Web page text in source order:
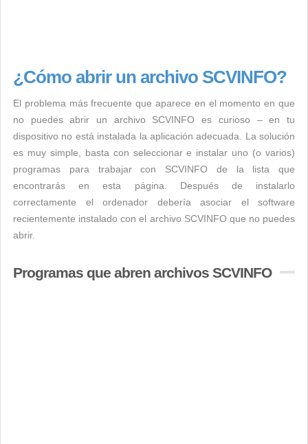
¿Cómo abrir un archivo SCVINFO?
El problema más frecuente que aparece en el momento en que
no puedes abrir un archivo SCVINFO es curioso – en tu
dispositivo no está instalada la aplicación adecuada. La solución
es muy simple, basta con seleccionar e instalar uno (o varios)
programas para trabajar con SCVINFO de la lista que
encontrarás en esta página. Después de instalarlo
correctamente el ordenador debería asociar el software
recientemente instalado con el archivo SCVINFO que no puedes
abrir.
Programas que abren archivos SCVINFO